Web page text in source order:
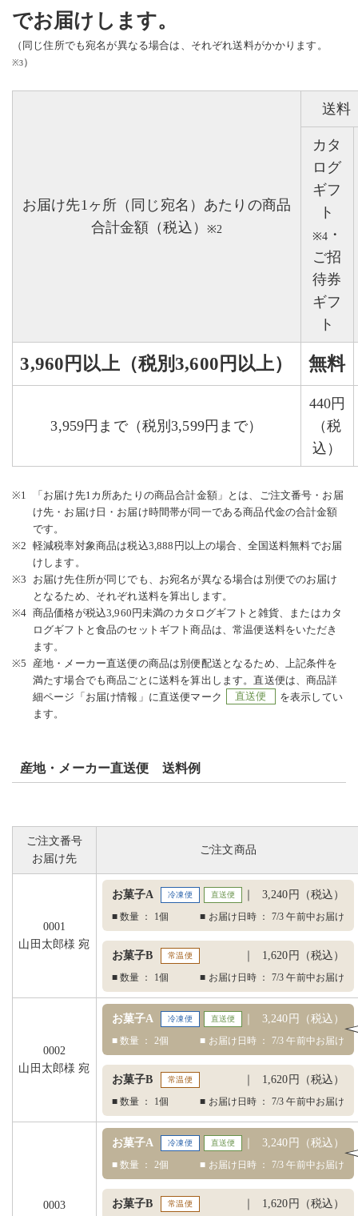
でお届けします。
（同じ住所でも宛名が異なる場合は、それぞれ送料がかかります。
※3）
お届け先1ヶ所（同じ宛名）あたりの商品
合計金額（税込）
※2
送料
カタ
ログ
ギフ
ト
※4 ・
ご招
待券
ギフ
ト
3,960円以上（税別3,600円以上） 無料
3,959円まで（税別3,599円まで）
440円
（税
込）
※1
「お届け先1カ所あたりの商品合計金額」とは、ご注文番号・お届
け先・お届け日・お届け時間帯が同一である商品代金の合計金額
です。
※2 軽減税率対象商品は税込3,888円以上の場合、全国送料無料でお届
けします。
※3
お届け先住所が同じでも、お宛名が異なる場合は別便でのお届け
となるため、それぞれ送料を算出します。
※4 商品価格が税込3,960円未満のカタログギフトと雑貨、またはカタ
ログギフトと食品のセットギフト商品は、常温便送料をいただき
ます。
※5
産地・メーカー直送便の商品は別便配送となるため、上記条件を
満たす場合でも商品ごとに送料を算出します。直送便は、商品詳
細ページ「お届け情報」に直送便マーク
直送便
を表示してい
ます。
産地・メーカー直送便 送料例
ご注文番号
お届け先
ご注文商品
0001
山田太郎様 宛
お菓子A 冷凍便 直送便 3,240円（税込）
■ 数量 ： 1個 ■ お届け日時 ： 7/3 午前中お届け
お菓子B 常温便 1,620円（税込）
■ 数量 ： 1個 ■ お届け日時 ： 7/3 午前中お届け
0002
山田太郎様 宛
お菓子A 冷凍便 直送便 3,240円（税込）
■ 数量 ： 2個 ■ お届け日時 ： 7/3 午前中お届け
お菓子B 常温便 1,620円（税込）
■ 数量 ： 1個 ■ お届け日時 ： 7/3 午前中お届け
0003
お菓子A 冷凍便 直送便 3,240円（税込）
■ 数量 ： 2個 ■ お届け日時 ： 7/3 午前中お届け
お菓子B 常温便 1,620円（税込）